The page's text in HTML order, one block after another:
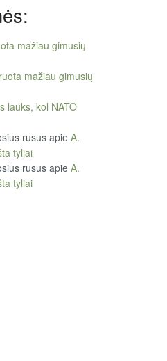
mažiau gimusių
mažiau gimusių
lauks, kol NATO
rususapie A.
tyliai
rususapie A.
tyliai